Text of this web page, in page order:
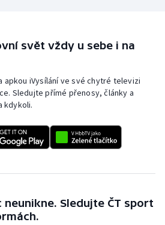
svět vždy u sebe i na
apkou iVysílání ve své chytré televizi
Sledujte přímé přenosy, články a
kdykoli.
Sledujte ČT sport